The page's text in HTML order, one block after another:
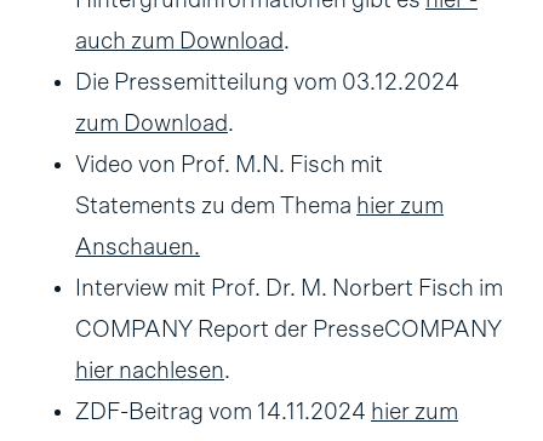
auch zum Download.
Die Pressemitteilung vom 03.12.2024
zum Download.
Video von Prof. M.N. Fisch mit
Statements zu dem Thema hier zum
Anschauen.
Interview mit Prof. Dr. M. Norbert Fisch im
COMPANY Report der PresseCOMPANY
hier nachlesen.
ZDF-Beitrag vom 14.11.2024 hier zum